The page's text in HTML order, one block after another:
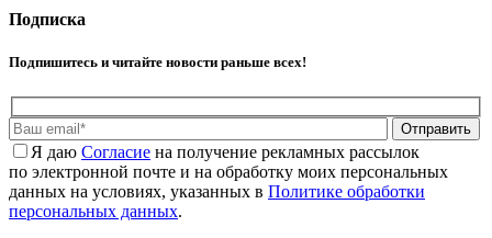
Подписка
Подпишитесь и читайте новости раньше всех!
Отправить
Я даю Cогласие на получение рекламных рассылок
по электронной почте и на обработку моих персональных
данных на условиях, указанных в Политике обработки
персональных данных.